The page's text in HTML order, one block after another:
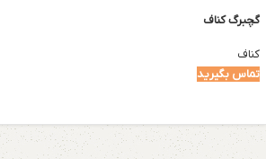
گچبرگ کناف
کناف
تماس بگیرید